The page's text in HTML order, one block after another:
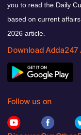
you to read the Daily
based on current
2026 article.
Download Adda247
Follow us on